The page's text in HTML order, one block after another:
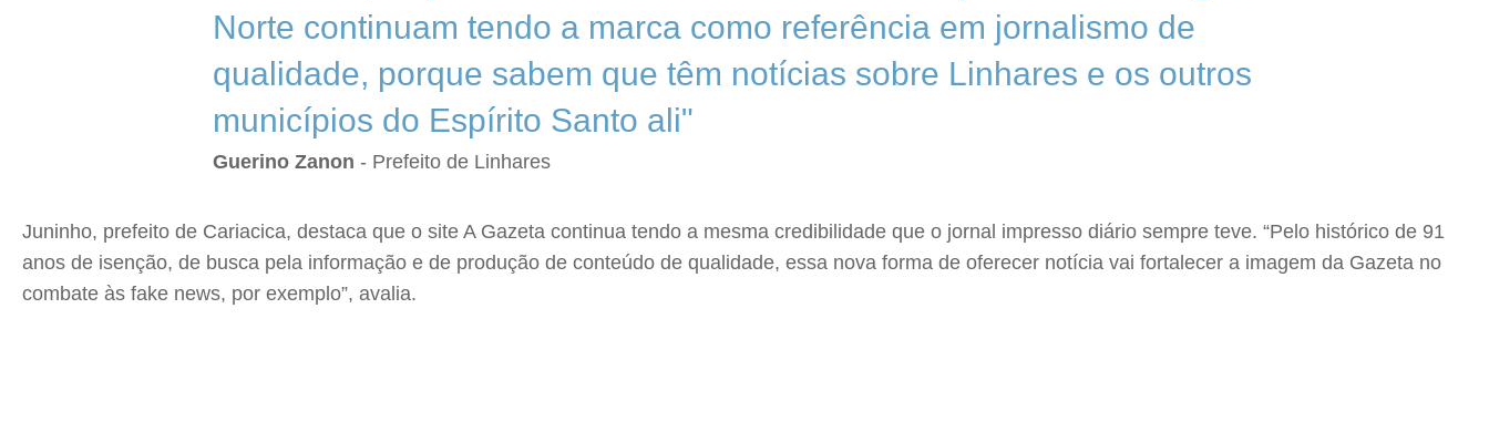
Norte continuam tendo a marca como referência em jornalismo de
qualidade, porque sabem que têm notícias sobre Linhares e os outros
municípios do Espírito Santo ali"
Guerino Zanon - Prefeito de Linhares
Juninho, prefeito de Cariacica, destaca que o site A Gazeta continua tendo a mesma credibilidade que o jornal impresso diário sempre teve. “Pelo histórico de 91
anos de isenção, de busca pela informação e de produção de conteúdo de qualidade, essa nova forma de oferecer notícia vai fortalecer a imagem da Gazeta no
combate às fake news, por exemplo”, avalia.